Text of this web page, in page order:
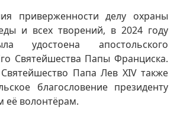
приверженности делу охраны
и всех творений, в 2024 году
удостоена апостольского
Святейшества Папы Франциска.
Папа Лев XIV также
благословение президенту
её волонтёрам.